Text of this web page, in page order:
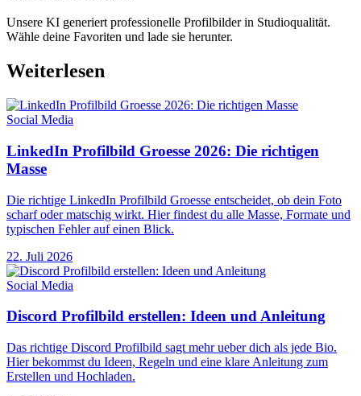
Unsere KI generiert professionelle Profilbilder in Studioqualität.
Wähle deine Favoriten und lade sie herunter.
Weiterlesen
Social Media
LinkedIn Profilbild Groesse 2026: Die richtigen
Masse
Die richtige LinkedIn Profilbild Groesse entscheidet, ob dein Foto
scharf oder matschig wirkt. Hier findest du alle Masse, Formate und
typischen Fehler auf einen Blick.
22. Juli 2026
Social Media
Discord Profilbild erstellen: Ideen und Anleitung
Das richtige Discord Profilbild sagt mehr ueber dich als jede Bio.
Hier bekommst du Ideen, Regeln und eine klare Anleitung zum
Erstellen und Hochladen.